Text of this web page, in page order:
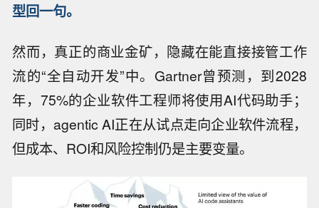
型回一句。
然而，真正的商业金矿，隐藏在能直接接管工作
流的“全自动开发”中。Gartner曾预测，到2028
年，75%的企业软件工程师将使用AI代码助手；
同时，agentic AI正在从试点走向企业软件流程，
但成本、ROI和风险控制仍是主要变量。